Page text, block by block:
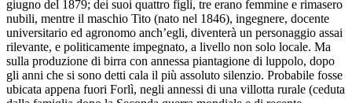
giugno del 1879; dei suoi quattro figli, tre erano femmine e rimasero
nubili, mentre il maschio Tito (nato nel 1846), ingegnere, docente
universitario ed agronomo anch’egli, diventerà un personaggio assai
rilevante, e politicamente impegnato, a livello non solo locale. Ma
sulla produzione di birra con annessa piantagione di luppolo, dopo
gli anni che si sono detti cala il più assoluto silenzio. Probabile fosse
ubicata appena fuori Forlì, negli annessi di una villotta rurale (ceduta